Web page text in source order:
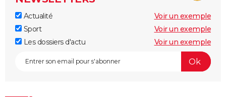
Actualité
Voir un exemple
Sport
Voir un exemple
Les dossiers d'actu
Voir un exemple